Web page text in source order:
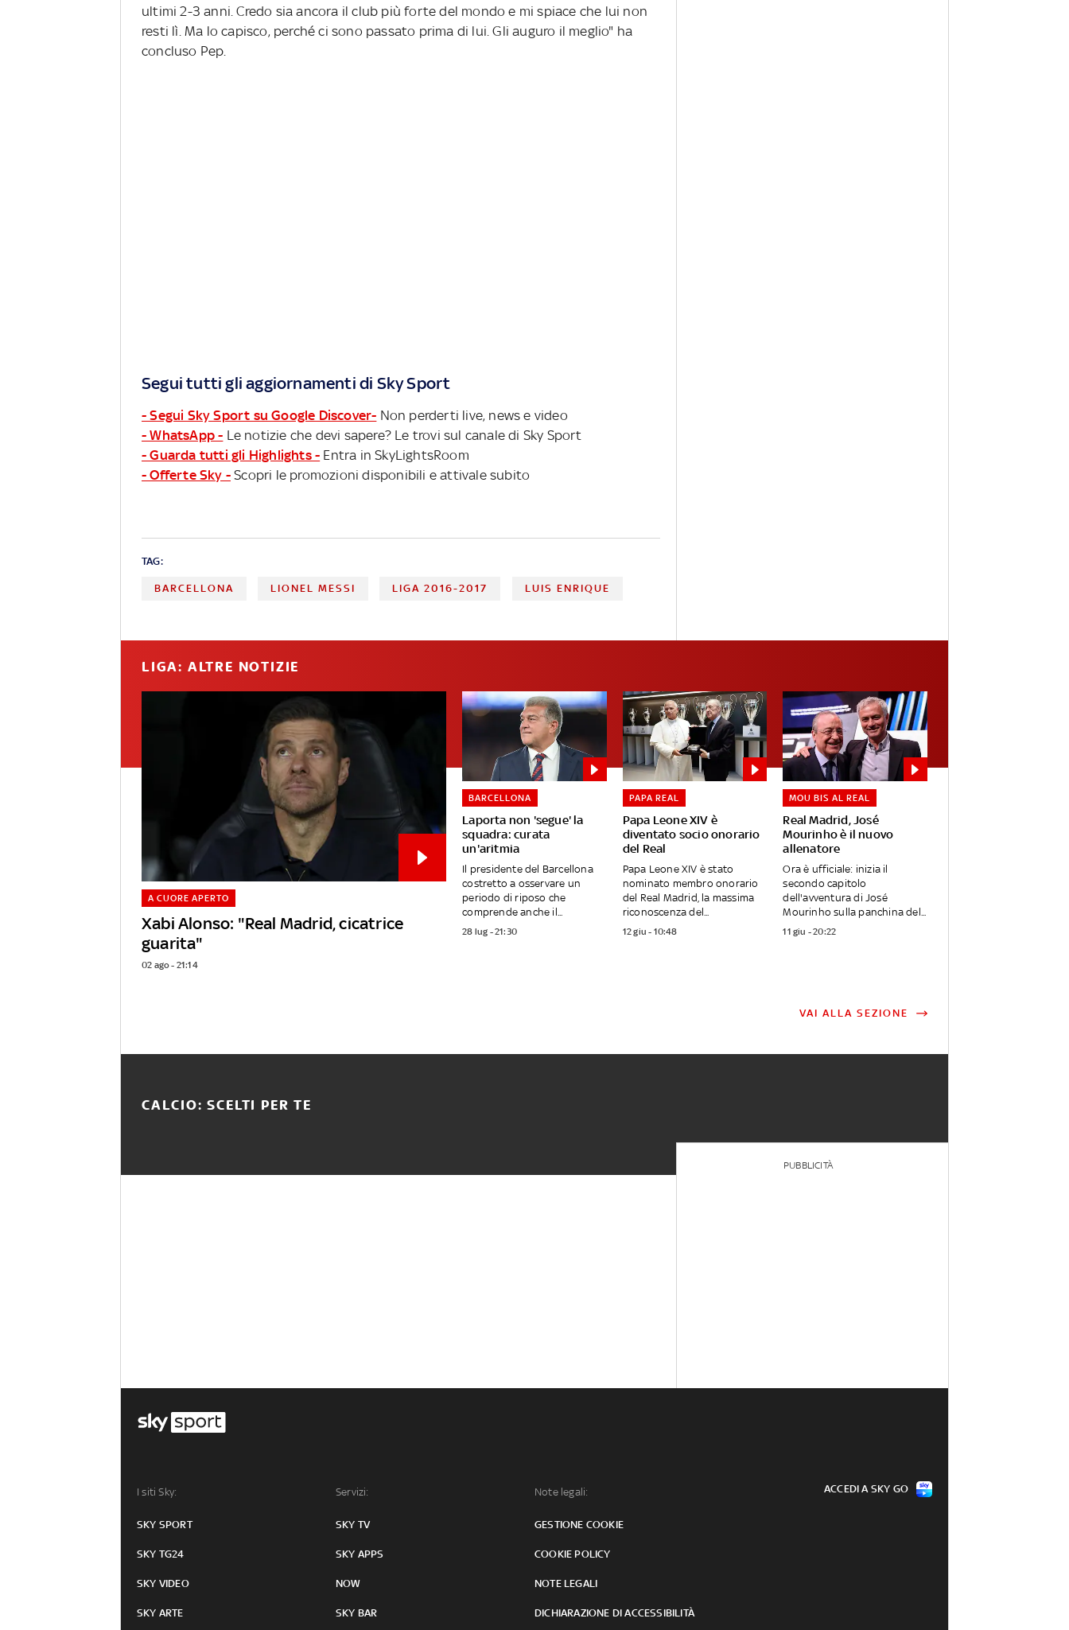
ultimi 2-3 anni. Credo sia ancora il club più forte del mondo e mi spiace che lui non
resti lì. Ma lo capisco, perché ci sono passato prima di lui. Gli auguro il meglio" ha
concluso Pep.
Segui tutti gli aggiornamenti di Sky Sport
- Segui Sky Sport su Google Discover- Non perderti live, news e video
- WhatsApp - Le notizie che devi sapere? Le trovi sul canale di Sky Sport
- Guarda tutti gli Highlights - Entra in SkyLightsRoom
- Offerte Sky - Scopri le promozioni disponibili e attivale subito
TAG:
BARCELLONA LIONEL MESSI LIGA 2016-2017 LUIS ENRIQUE
LIGA: ALTRE NOTIZIE
Xabi Alonso: "Real Madrid, cicatrice
guarita"
A CUORE APERTO
02 ago - 21:14
Laporta non 'segue' la
squadra: curata
un'aritmia
BARCELLONA
Il presidente del Barcellona
costretto a osservare un
periodo di riposo che
comprende anche il...
28 lug - 21:30
Papa Leone XIV è
diventato socio onorario
del Real
PAPA REAL
Papa Leone XIV è stato
nominato membro onorario
del Real Madrid, la massima
riconoscenza del...
12 giu - 10:48
Real Madrid, José
Mourinho è il nuovo
allenatore
MOU BIS AL REAL
Ora è ufficiale: inizia il
secondo capitolo
dell'avventura di José
Mourinho sulla panchina del...
11 giu - 20:22
VAI ALLA SEZIONE
CALCIO: SCELTI PER TE
PUBBLICITÀ
I siti Sky:
SKY SPORT
SKY TG24
SKY VIDEO
SKY ARTE
Servizi:
SKY TV
SKY APPS
NOW
SKY BAR
Note legali:
GESTIONE COOKIE
COOKIE POLICY
NOTE LEGALI
DICHIARAZIONE DI ACCESSIBILITÀ
ACCEDI A SKY GO